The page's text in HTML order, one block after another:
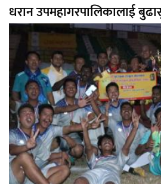
धरान उपमहागरपालिकालाई